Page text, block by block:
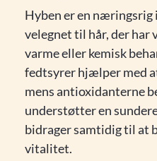
Hyben er en
velegnet til hår, der
varme eller kemisk
fedtsyrer hjælper med
mens antioxidanterne
understøtter en
bidrager samtidig til at
vitalitet.